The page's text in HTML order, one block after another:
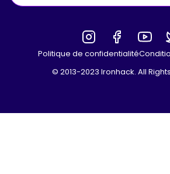
Politique de confidentialité
© 2013-2023 Ironhack. All